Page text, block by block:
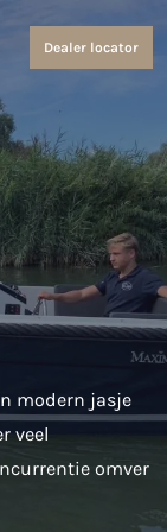
Dealer locator
modern jasje
veel
omver